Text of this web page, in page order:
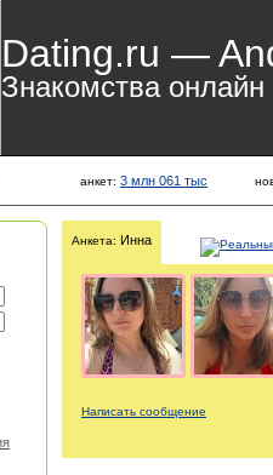
Dating.ru —
Знакомства онлайн
анкет: 3 млн 061 тыс
Анкета: Инна
Написать сообщение